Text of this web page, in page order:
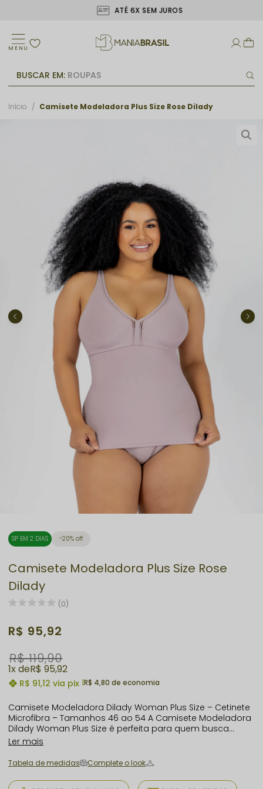
ATÉ 6X SEM JUROS
MENU
BUSCAR EM: ROUPAS
Início Camisete Modeladora Plus Size Rose Dilady
SP EM 2 DIAS 20% off
Camisete Modeladora Plus Size Rose
Dilady
(0)
R$ 91,12 via pix |R$ 4,80 de economia
R$ 119,90
R$ 95,92
1x R$ 95,92
Camisete Modeladora Dilady Woman Plus Size – Cetinete
Microfibra – Tamanhos 46 ao 54 A Camisete Modeladora
Dilady Woman Plus Size é perfeita para quem busca
conforto, elegância e modelagem eficiente. Feita em
medida certa e ajuste perfeito ao corpo. Com busto
anatômico sem bojo, sem aro e alças largas reguláveis,
proporciona suporte, valoriza a silhueta e disfarça
Ler mais
Tabela de medidas Complete o look